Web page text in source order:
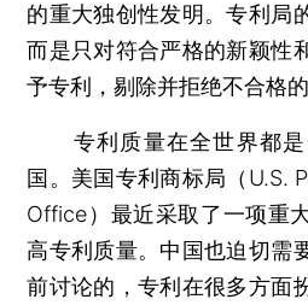
的重大独创性发明。专利局
而是只对符合严格的新颖性
予专利，剔除并拒绝不合格的
专利质量在全世界都是
国。美国专利商标局（U.S.
Office）最近采取了一项重
高专利质量。中国也迫切需
前讨论的，专利在很多方面